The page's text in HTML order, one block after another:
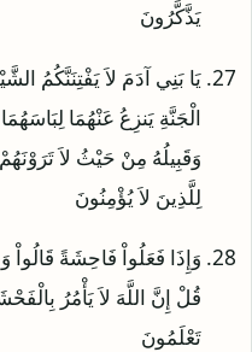
يَذَّكَّرُونَ
يَا بَنِي آدَمَ لاَ يَفْتِنَنَّكُمُ
الْجَنَّةِ يَنزِعُ عَنْهُمَا
وَقَبِيلُهُ مِنْ حَيْثُ لاَ تَرَوْنَهُمْ
لِلَّذِينَ لاَ يُؤْمِنُونَ
وَإِذَا فَعَلُواْ فَاحِشَةً قَالُواْ
قُلْ إِنَّ اللَّهَ لاَ يَأْمُرُ
تَعْلَمُونَ